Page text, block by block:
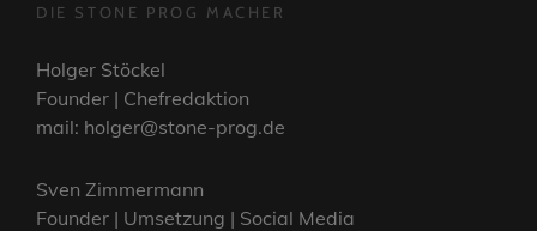
DIE STONE PROG MACHER
Holger Stöckel
Founder | Chefredaktion
mail: holger@stone-prog.de
Sven Zimmermann
Founder | Umsetzung | Social Media